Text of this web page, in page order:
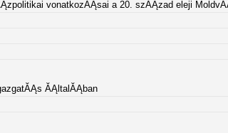
vonatkozĂĄsai a 20. szĂĄzad eleji
ĂĄltalĂĄban